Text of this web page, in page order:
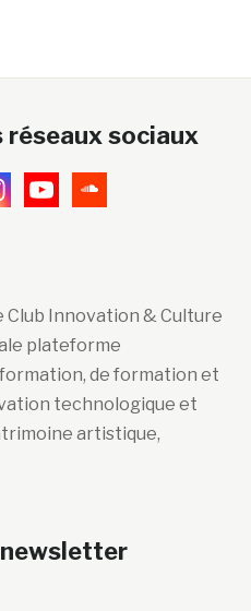
réseaux sociaux
Club Innovation & Culture
plateforme
de formation et
technologique et
artistique,
newsletter